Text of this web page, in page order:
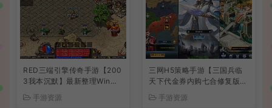
RED三端引擎传奇手游【200
3我本沉默】最新整理Win系
细搭建教程
手游资源
三网H5策略手游【三国兵临
天下代金券内购七合修复版】
+Linux手工服务端+管理后台
手游资源